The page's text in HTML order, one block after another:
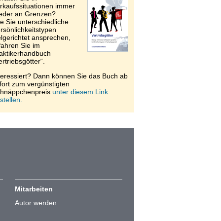
immer
an Grenzen?
Sie unterschiedliche
ansprechen,
Sie im
Dann können Sie das Buch ab
zum vergünstigten
unter diesem Link
Mitarbeiten
Autor werden